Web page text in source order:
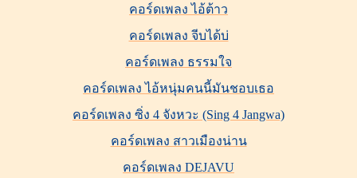
คอร์ดเพลง ไอ้ต้าว
คอร์ดเพลง จีบได้บ่
คอร์ดเพลง ธรรมใจ
คอร์ดเพลง ไอ้หนุ่มคนนี้มันชอบเธอ
คอร์ดเพลง ซิ่ง 4 จังหวะ (Sing 4 Jangwa)
คอร์ดเพลง สาวเมืองน่าน
คอร์ดเพลง DEJAVU